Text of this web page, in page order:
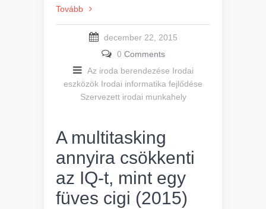
Tovább
december 22, 2015
0 Comments
Az iroda berendezése Irodai
eszközök Irodai informatika fejlődése
Szervezett irodai munkahely
A multitasking
annyira csökkenti
az IQ-t, mint egy
füves cigi (2015)